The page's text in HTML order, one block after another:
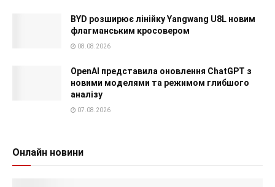
BYD розширює лінійку Yangwang U8L новим
флагманським кросовером
08.08.2026
OpenAI представила оновлення ChatGPT з
новими моделями та режимом глибшого
аналізу
07.08.2026
Онлайн новини